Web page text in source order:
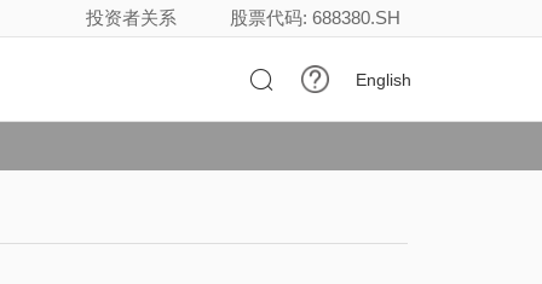
投资者关系 股票代码: 688380.SH
 English